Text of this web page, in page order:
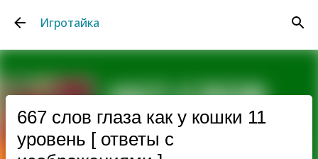
Игротайка
667 слов глаза как у кошки 11
уровень [ ответы с